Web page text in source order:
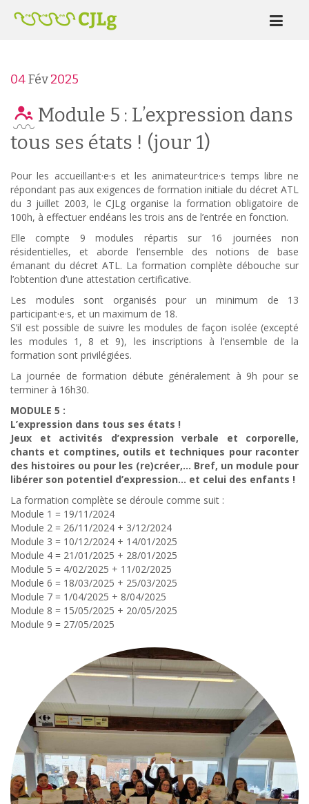
04Fév2025
Module 5 : L’expression dans
tous ses états ! (jour 1)
Pour les accueillant·e·s et les animateur·trice·s temps libre ne
répondant pas aux exigences de formation initiale du décret ATL
du 3 juillet 2003, le CJLg organise la formation obligatoire de
100h, à effectuer endéans les trois ans de l’entrée en fonction.
Elle compte 9 modules répartis sur 16 journées non
résidentielles, et aborde l’ensemble des notions de base
émanant du décret ATL. La formation complète débouche sur
l’obtention d’une attestation certificative.
Les modules sont organisés pour un minimum de 13
participant·e·s, et un maximum de 18.
S’il est possible de suivre les modules de façon isolée (excepté
les modules 1, 8 et 9), les inscriptions à l’ensemble de la
formation sont privilégiées.
La journée de formation débute généralement à 9h pour se
terminer à 16h30.
MODULE 5 :
L’expression dans tous ses états !
Jeux et activités d’expression verbale et corporelle,
chants et comptines, outils et techniques pour raconter
des histoires ou pour les (re)créer,… Bref, un module pour
libérer son potentiel d’expression… et celui des enfants !
La formation complète se déroule comme suit :
Module 1 = 19/11/2024
Module 2 = 26/11/2024 + 3/12/2024
Module 3 = 10/12/2024 + 14/01/2025
Module 4 = 21/01/2025 + 28/01/2025
Module 5 = 4/02/2025 + 11/02/2025
Module 6 = 18/03/2025 + 25/03/2025
Module 7 = 1/04/2025 + 8/04/2025
Module 8 = 15/05/2025 + 20/05/2025
Module 9 = 27/05/2025